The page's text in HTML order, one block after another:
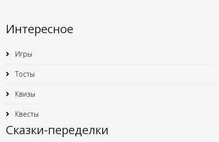
Интересное
Игры
Тосты
Квизы
Квесты
Сказки-переделки